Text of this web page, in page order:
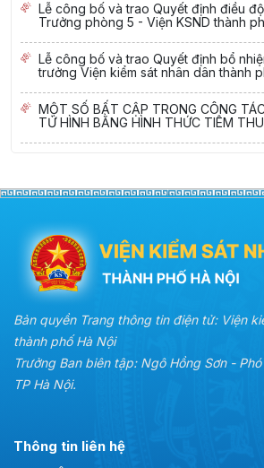
Lễ công bố và trao Quyết định điều
Trưởng phòng 5 - Viện KSND thành
Lễ công bố và trao Quyết định bổ
trưởng Viện kiểm sát nhân dân thành
MỘT SỐ BẤT CẬP TRONG CÔNG
TỬ HÌNH BẰNG HÌNH THỨC TIÊM
Bản quyền Trang thông tin điện tử: Viện
thành phố Hà Nội
Trưởng Ban biên tập: Ngô Hồng Sơn -
TP Hà Nội.
Thông tin liên hệ